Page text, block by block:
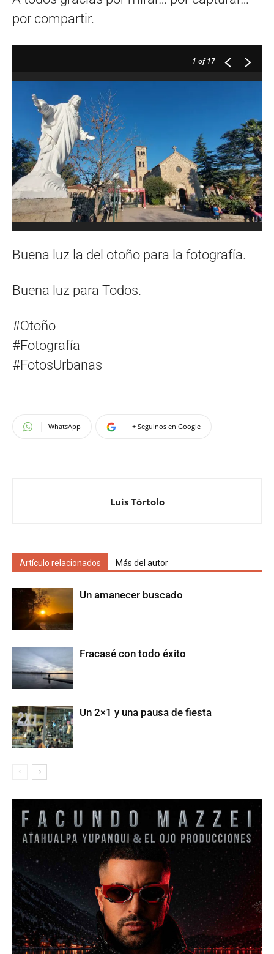
por compartir.
1 of 17
Buena luz la del otoño para la fotografía.
Buena luz para Todos.
#Otoño
#Fotografía
#FotosUrbanas
WhatsApp + Seguinos en Google
Luis Tórtolo
Artículo relacionados Más del autor
Un amanecer buscado
Fracasé con todo éxito
Un 2×1 y una pausa de fiesta